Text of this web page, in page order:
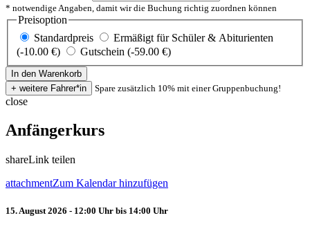
* notwendige Angaben, damit wir die Buchung richtig zuordnen können
Preisoption
Standardpreis
Ermäßigt für Schüler & Abiturienten
(-10.00 €)
Gutschein (-59.00 €)
Spare zusätzlich 10% mit einer Gruppenbuchung!
close
Anfängerkurs
shareLink teilen
attachmentZum Kalendar hinzufügen
15. August 2026 - 12:00 Uhr bis 14:00 Uhr